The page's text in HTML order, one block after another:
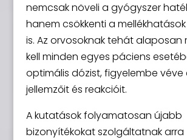
nemcsak növeli a gyógyszer
hanem csökkenti a
is. Az orvosoknak tehát alaposan
kell minden egyes páciens
optimális dózist, figyelembe véve
jellemzőit és reakcióit.
A kutatások folyamatosan újabb
bizonyítékokat szolgáltatnak arra